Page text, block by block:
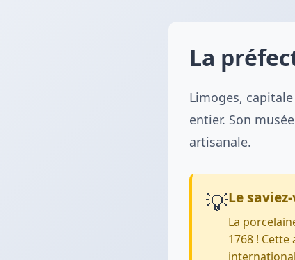
La
Limoges,
entier. Son
artisanale.
💡Le
La
1768 !